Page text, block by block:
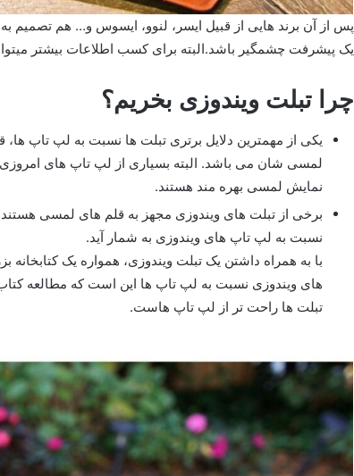
پس از آن برند هایی از قبیل ایسر، لنوو، ایسوس و… هم تصمیم به
یک پیشرفت چشمگیر باشد.البته برای کسب اطلاعات بیشتر
چرا تبلت ویندوزی بخریم؟
یکی از مهمترین دلایل برتری تبلت ها نسبت به لپ تاپ
نمایش لمسی بهره مند هستند.
برخی از تبلت های ویندوزی مجهز به قلم های لمسی هستند
نسبت به لپ تاپ های ویندوزی به شمار آید.
با به همراه داشتن یک تبلت ویندوزی، همواره یک
های ویندوزی نسبت به لپ تاپ ها این است که مطالعه
تبلت ها راحت تر از لپ تاپ هاست.